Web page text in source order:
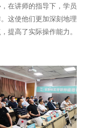
在讲师的指导下，学员
这使他们更加深刻地理
提高了实际操作能力。